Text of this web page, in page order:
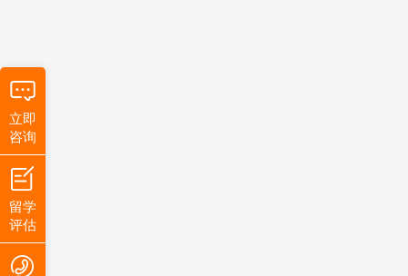
立即
咨询
留学
评估